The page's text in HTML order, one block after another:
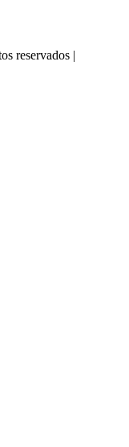
reservados |